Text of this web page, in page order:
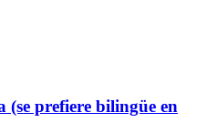
(se prefiere bilingüe en